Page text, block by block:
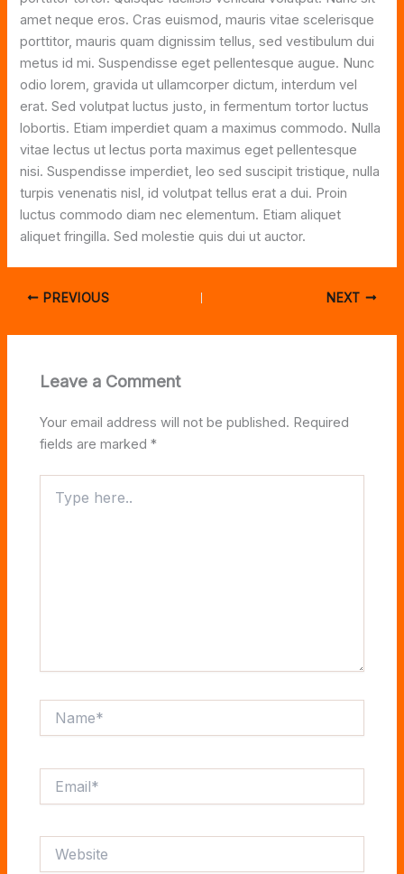
amet neque eros. Cras euismod, mauris vitae scelerisque
porttitor, mauris quam dignissim tellus, sed vestibulum dui
metus id mi. Suspendisse eget pellentesque augue. Nunc
odio lorem, gravida ut ullamcorper dictum, interdum vel
erat. Sed volutpat luctus justo, in fermentum tortor luctus
lobortis. Etiam imperdiet quam a maximus commodo. Nulla
vitae lectus ut lectus porta maximus eget pellentesque
nisi. Suspendisse imperdiet, leo sed suscipit tristique, nulla
turpis venenatis nisl, id volutpat tellus erat a dui. Proin
luctus commodo diam nec elementum. Etiam aliquet
aliquet fringilla. Sed molestie quis dui ut auctor.
PREVIOUS NEXT
Leave a Comment
Your email address will not be published. Required
fields are marked*
here..